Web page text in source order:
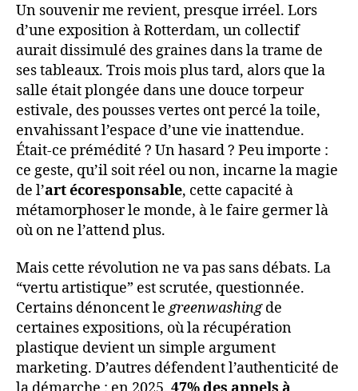
Un souvenir me revient, presque irréel. Lors
d’une exposition à Rotterdam, un collectif
aurait dissimulé des graines dans la trame de
ses tableaux. Trois mois plus tard, alors que la
salle était plongée dans une douce torpeur
estivale, des pousses vertes ont percé la toile,
envahissant l’espace d’une vie inattendue.
Était-ce prémédité ? Un hasard ? Peu importe :
ce geste, qu’il soit réel ou non, incarne la magie
de l’art écoresponsable, cette capacité à
métamorphoser le monde, à le faire germer là
où on ne l’attend plus.
Mais cette révolution ne va pas sans débats. La
“vertu artistique” est scrutée, questionnée.
Certains dénoncent legreenwashingde
certaines expositions, où la récupération
plastique devient un simple argument
marketing. D’autres défendent l’authenticité de